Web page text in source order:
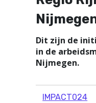
Dit zijn de
in de
Nijmegen.
IMPACT024